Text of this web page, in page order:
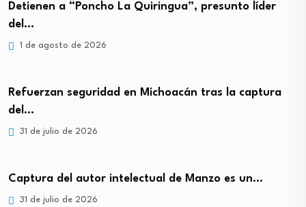
Detienen a “Poncho La Quiringua”, presunto líder
del…
1 de agosto de 2026
Refuerzan seguridad en Michoacán tras la captura
del…
31 de julio de 2026
Captura del autor intelectual de Manzo es un…
31 de julio de 2026